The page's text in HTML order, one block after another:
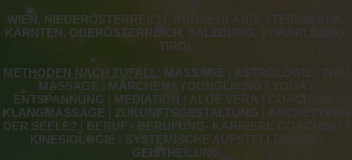
WIEN, NIEDERÖSTERREICH, BURGENLAND, STEIERMARK,
KÄRNTEN, OBERÖSTERREICH, SALZBURG, VORARLBERG,
TIROL
METHODEN NACH ZUFALL: MASSAGE
MASSAGE
MÄRCHEN YOUNGLIVING
ENTSPANNUNG
MEDIATION ALOE VERA
KLANGMASSAGE
ZUKUNFTSGESTALTUNG
DER SEELE?
BERUF - BERUFUNG- KARRIERE COACHING
KINESIOLOGIE
SYSTEMISCHE AUFSTELLUNGEN
GEISTHEILUNG